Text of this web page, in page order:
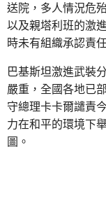
送院，多人情況危
以及親塔利班的激
時未有組織承認責
巴基斯坦激進武裝
嚴重，全國各地已
守總理卡卡爾譴責
力在和平的環境下
圖。